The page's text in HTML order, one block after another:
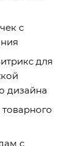
с
для
дизайна
с